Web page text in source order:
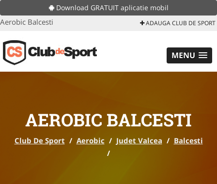
Download GRATUIT aplicatie mobil
Aerobic Balcesti ADAUGA CLUB DE SPORT
MENU
AEROBIC BALCESTI
Club De Sport / Aerobic / Judet Valcea / Balcesti
/